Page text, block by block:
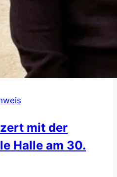
mit der
Halle am 30.